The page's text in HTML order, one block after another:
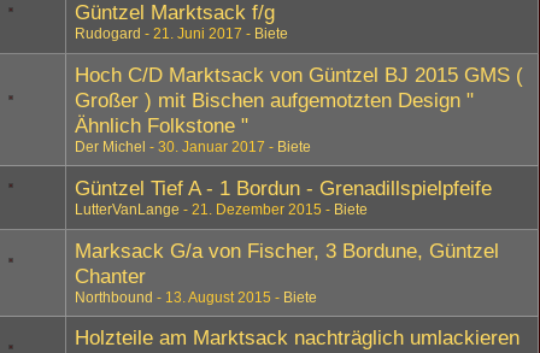
Güntzel Marktsack f/g
Rudogard 21. Juni 2017 Biete
Hoch C/D Marktsack von Güntzel BJ 2015 GMS (
Großer ) mit Bischen aufgemotzten Design "
Ähnlich Folkstone "
Der Michel 30. Januar 2017 Biete
Güntzel Tief A - 1 Bordun - Grenadillspielpfeife
LutterVanLange 21. Dezember 2015 Biete
Marksack G/a von Fischer, 3 Bordune, Güntzel
Chanter
Northbound 13. August 2015 Biete
Holzteile am Marktsack nachträglich umlackieren